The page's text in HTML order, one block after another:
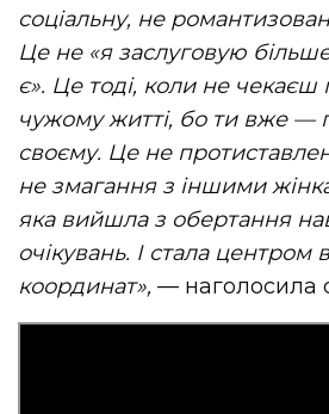
соціальну, не
Це не «я заслуговую
є». Це тоді, коли не чекаєш
чужому житті, бо ти вже —
своєму. Це не
не змагання з іншими
яка вийшла з обертання
очікувань. І стала центром
координат»,— наголосила